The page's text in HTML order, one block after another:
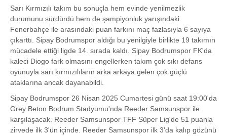
Sarı Kırmızılı takım bu sonuçla hem evinde yenilmezlik
durumunu sürdürdü hem de şampiyonluk yarışındaki
Fenerbahçe ile arasındaki puan farkını maç fazlasıyla 6 sayıya
çıkarttı. Sipay Bodrumspor aldığı bu yenilgiyle birlikte 19 takımın
mücadele ettiği ligde 14. sırada kaldı. Sipay Bodrumspor FK'da
kaleci Diogo fark olmasını engellerken takım çok sıkı defans
oyunuyla sarı kırmızılıların arka arkaya gelen çok güçlü
ataklarına ancak dayanabildi.
Sipay Bodrumspor 26 Nisan 2025 Cumartesi günü saat 19:00'da
Grey Beton Bodrum Stadyumu'nda Reeder Samsunspor ile
karşılaşacak. Reeder Samsunspor TFF Süper Lig'de 51 puanla
zirvede ilk 3'ün içinde. Reeder Samsunspor ilk 3'da kalıp gözünü